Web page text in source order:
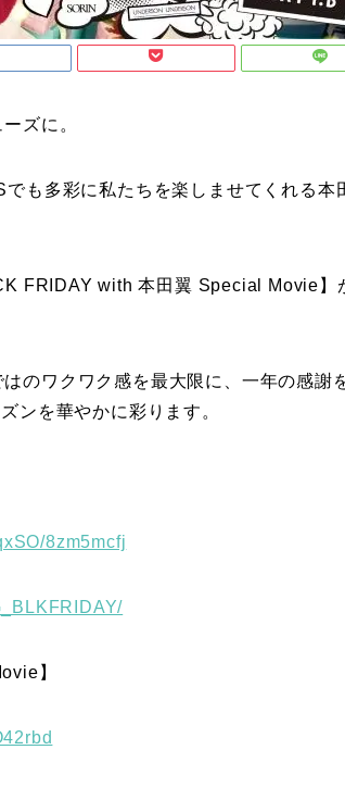
ズに。
も多彩に私たちを楽しませてくれる本
FRIDAY with 本田翼 Special Movie】
のワクワク感を最大限に、一年の感謝
ンを華やかに彩ります。
8zm5mcfj
】